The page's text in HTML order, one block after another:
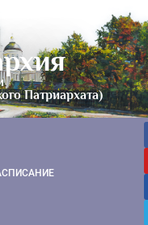
Патриархата)